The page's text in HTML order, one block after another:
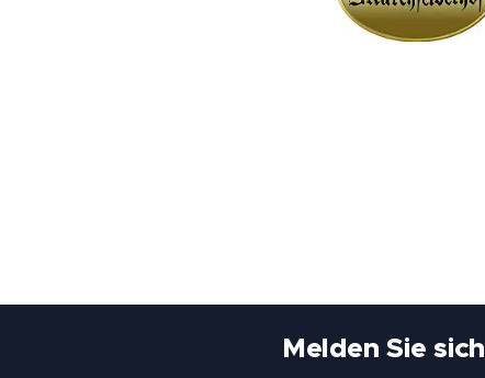
Melden Sie sich